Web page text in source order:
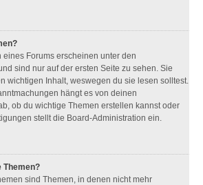
eines Forums erscheinen unter den
sind nur auf der ersten Seite zu sehen. Sie
wichtigen Inhalt, weswegen du sie lesen solltest.
hängt es von deinen
ob du wichtige Themen erstellen kannst oder
stellt die Board-Administration ein.
Themen?
sind Themen, in denen nicht mehr